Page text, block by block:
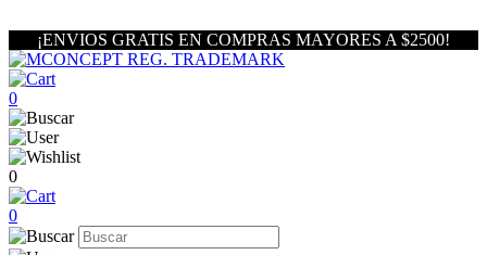
¡ENVIOS GRATIS EN COMPRAS MAYORES A $2500!
0
0
0